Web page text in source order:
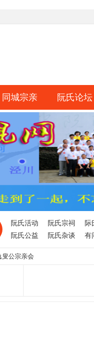
同城宗亲 阮氏论坛
日志
阮氏活动 阮氏宗祠
际
阮氏公益
阮氏杂谈 有
叟公宗亲会